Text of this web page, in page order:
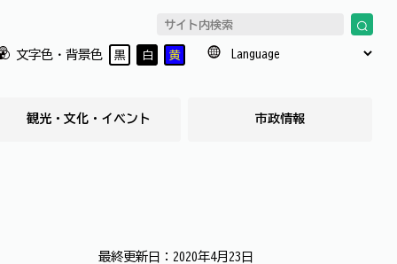
文字色・背景色 黒 白 黄
観光・文化・イベント 市政情報
最終更新日：2020年4月23日